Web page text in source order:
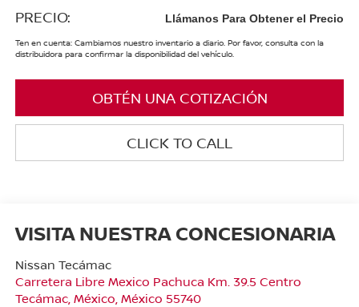
PRECIO: Llámanos Para Obtener el Precio
Ten en cuenta: Cambiamos nuestro inventario a diario. Por favor, consulta con la
distribuidora para confirmar la disponibilidad del vehículo.
OBTÉN UNA COTIZACIÓN
CLICK TO CALL
VISITA NUESTRA CONCESIONARIA
Nissan Tecámac
Carretera Libre Mexico Pachuca Km. 39.5 Centro
Tecámac, México , México 55740